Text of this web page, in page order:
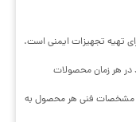
تهیه تجهیزات ایمنی است.
در هر زمان محصولات
مشخصات فنی هر محصول به